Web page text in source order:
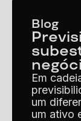
Blog
Em
um
um ativo